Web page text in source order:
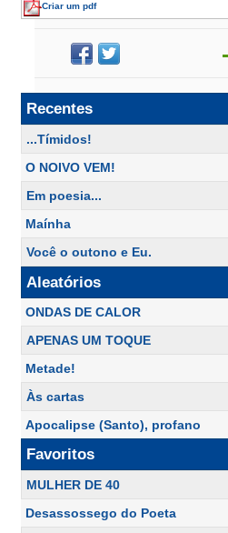
Criar um pdf
Recentes
...Tímidos!
O NOIVO VEM!
Em poesia...
Maínha
Você o outono e Eu.
Aleatórios
ONDAS DE CALOR
APENAS UM TOQUE
Metade!
Às cartas
Apocalipse (Santo), profano
Favoritos
MULHER DE 40
Desassossego do Poeta